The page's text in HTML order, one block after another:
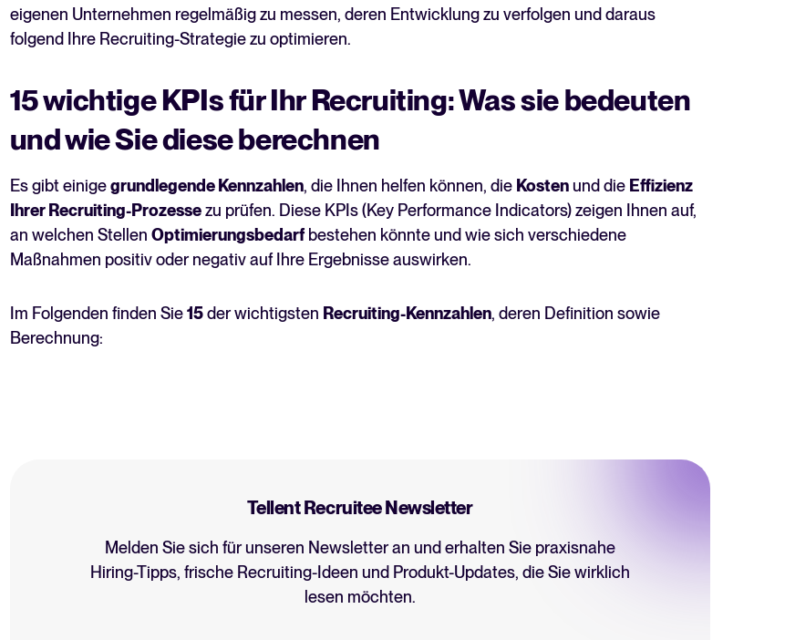
eigenen Unternehmen regelmäßig zu messen, deren Entwicklung zu verfolgen und daraus
folgend Ihre Recruiting-Strategie zu optimieren.
15 wichtige KPIs für Ihr Recruiting: Was sie bedeuten
und wie Sie diese berechnen
Es gibt einigegrundlegende Kennzahlen, die Ihnen helfen können, die Kostenund die Effizienz
Ihrer Recruiting-Prozessezu prüfen. Diese KPIs (Key Performance Indicators) zeigen Ihnen auf,
an welchen Stellen Optimierungsbedarfbestehen könnte und wie sich verschiedene
Maßnahmen positiv oder negativ auf Ihre Ergebnisse auswirken.
Im Folgenden finden Sie15der wichtigsten Recruiting-Kennzahlen, deren Definition sowie
Berechnung:
Tellent Recruitee Newsletter
Melden Sie sich für unseren Newsletter an und erhalten Sie praxisnahe
Hiring-Tipps, frische Recruiting-Ideen und Produkt-Updates, die Sie wirklich
lesen möchten.